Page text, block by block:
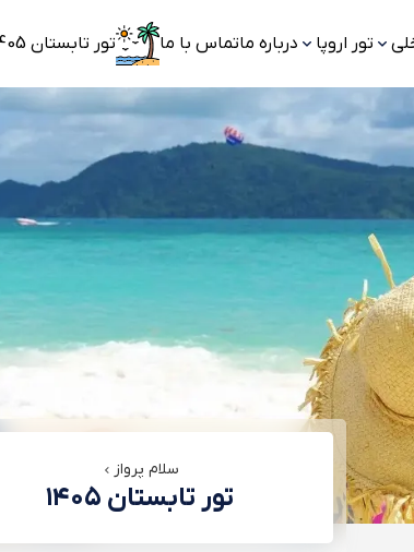
تور اروپا درباره ماتماس با ما تور تابستان 1405
سلام پرواز
تور تابستان ۱۴۰۵